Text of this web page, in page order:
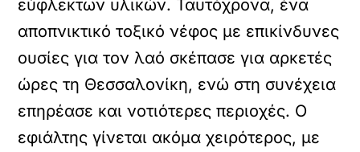
εύφλεκτων υλικών. Ταυτόχρονα, ένα
αποπνικτικό τοξικό νέφος με επικίνδυνες
ουσίες για τον λαό σκέπασε για αρκετές
ώρες τη Θεσσαλονίκη, ενώ στη συνέχεια
επηρέασε και νοτιότερες περιοχές. Ο
εφιάλτης γίνεται ακόμα χειρότερος, με